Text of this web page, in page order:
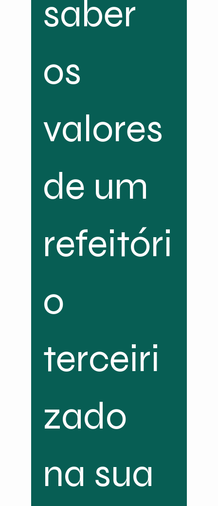
saber
os
valores
de um
refeitóri
o
terceiri
zado
na sua